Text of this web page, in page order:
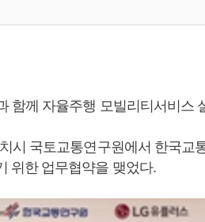
함께 자율주행 모빌리티서비스
시 국토교통연구원에서 한국교
위한 업무협약을 맺었다.